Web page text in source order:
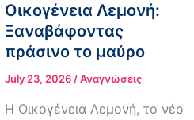
Οικογένεια Λεμονή:
Ξαναβάφοντας
πράσινο το μαύρο
July 23, 2026 /Αναγνώσεις
Η Οικογένεια Λεμονή, το νέο